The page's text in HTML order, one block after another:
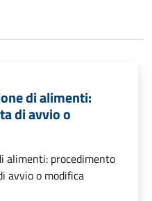
di alimenti:
di avvio o
alimenti: procedimento
avvio o modifica